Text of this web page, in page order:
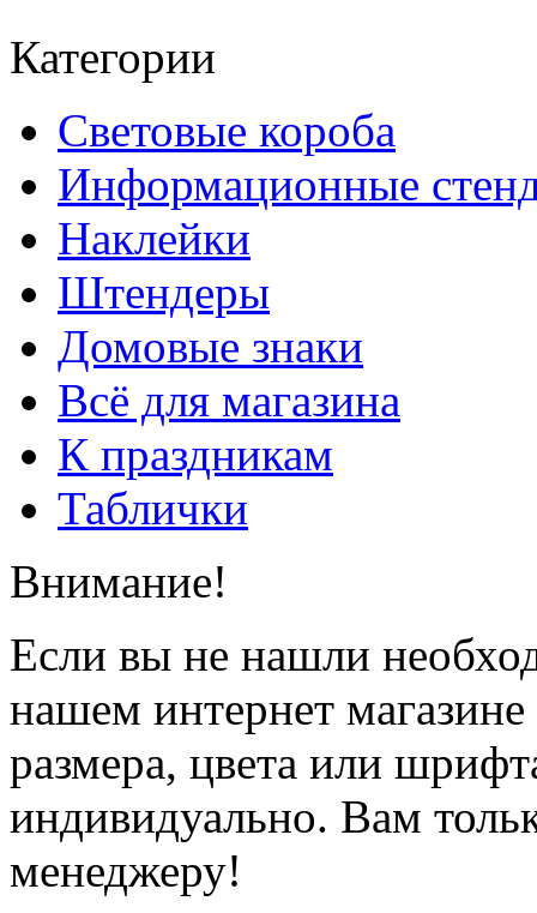
Категории
Световые короба
Информационные
Наклейки
Штендеры
Домовые знаки
Всё для магазина
К праздникам
Таблички
Внимание!
Если вы не нашли
нашем интернет
размера, цвета или
индивидуально. Вам
менеджеру!